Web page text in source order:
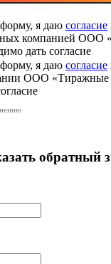
я даю согласие
компанией ООО
дать согласие
я даю согласие
ООО «Тиражные
обратный